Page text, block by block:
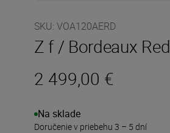
SKU: VOA120AERD
Z f / Bordeaux Red
2 499,00 €
Na sklade
Doručenie v priebehu 3 – 5 dní